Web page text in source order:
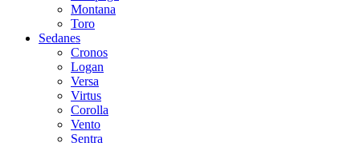
Montana
Toro
Sedanes
Cronos
Logan
Versa
Virtus
Corolla
Vento
Sentra